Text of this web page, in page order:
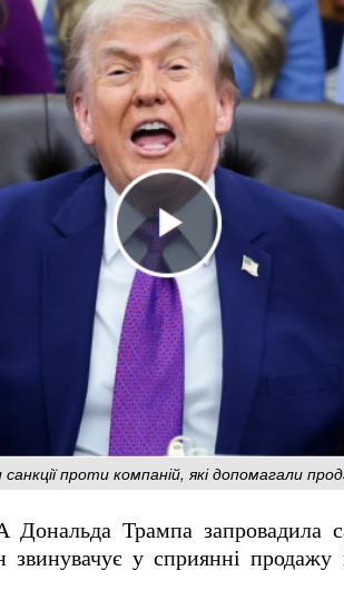
проти компаній, які допомагали
Дональда Трампа запровадила
у сприянні продажу